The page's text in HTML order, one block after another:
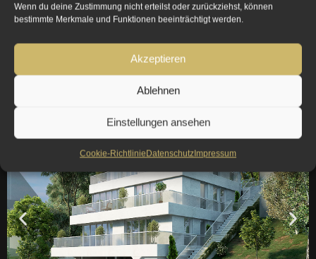
Wenn du deine Zustimmung nicht erteilst oder zurückziehst, können
bestimmte Merkmale und Funktionen beeinträchtigt werden.
Akzeptieren
Ablehnen
Einstellungen ansehen
Cookie-RichtlinieDatenschutzImpressum